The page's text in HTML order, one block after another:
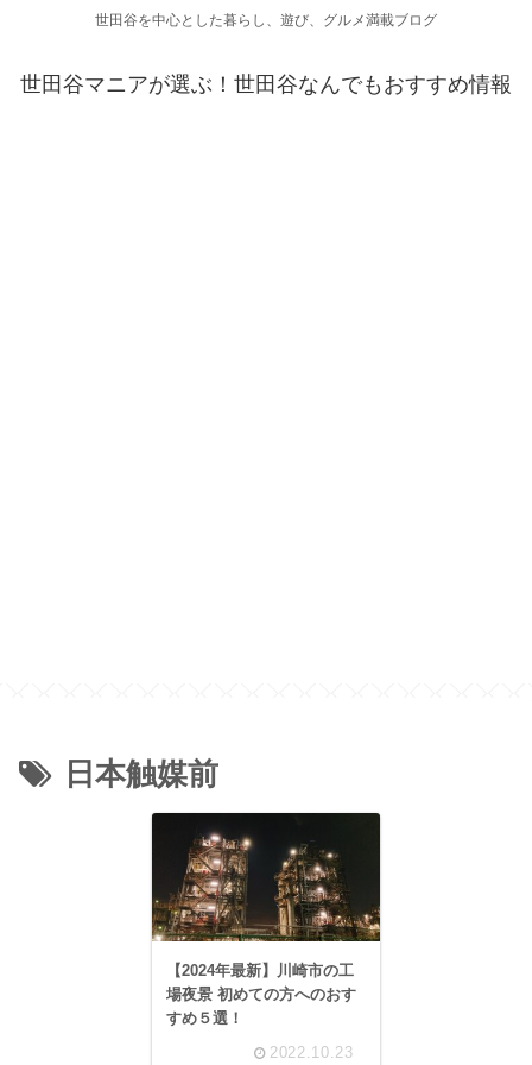
世田谷を中心とした暮らし、遊び、グルメ満載ブログ
世田谷マニアが選ぶ！世田谷なんでもおすすめ情報
日本触媒前
【2024年最新】川崎市の工
場夜景 初めての方へのおす
すめ５選！
2022.10.23